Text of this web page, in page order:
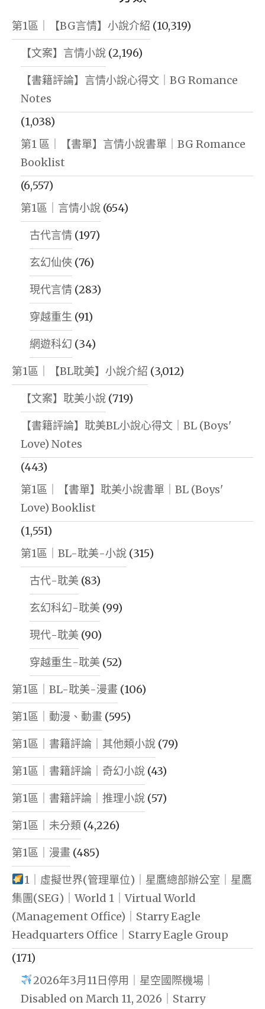
第1區｜【BG言情】小說介紹 (10,319)
【文案】言情小說 (2,196)
【書籍評論】言情小說心得文｜BG Romance
Notes
(1,038)
第1 區｜【書單】言情小說書單｜BG Romance
Booklist
(6,557)
第1區｜言情小說 (654)
古代言情 (197)
玄幻仙俠 (76)
現代言情 (283)
穿越重生 (91)
網遊科幻 (34)
第1區｜【BL耽美】小說介紹 (3,012)
【文案】耽美小說 (719)
【書籍評論】耽美BL小說心得文｜BL (Boys'
Love) Notes
(443)
第1區｜【書單】耽美小說書單｜BL (Boys'
Love) Booklist
(1,551)
第1區｜BL-耽美-小說 (315)
古代-耽美 (83)
玄幻科幻-耽美 (99)
現代-耽美 (90)
穿越重生-耽美 (52)
第1區｜BL-耽美-漫畫 (106)
第1區｜動漫、動畫 (595)
第1區｜書籍評論｜其他類小說 (79)
第1區｜書籍評論｜奇幻小說 (43)
第1區｜書籍評論｜推理小說 (57)
第1區｜未分類 (4,226)
第1區｜漫畫 (485)
1｜虛擬世界(管理單位)｜星鷹總部辦公室｜星鷹
集團(SEG)｜World 1｜Virtual World
(Management Office)｜Starry Eagle
Headquarters Office｜Starry Eagle Group
(171)
2026年3月11日停用｜星空國際機場｜
Disabled on March 11, 2026｜Starry